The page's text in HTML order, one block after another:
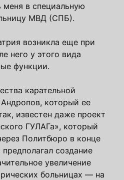
меня в специальную
МВД (СПБ).
возникла еще при
него у этого вида
функции.
карательной
который ее
известен даже проект
ГУЛАГа», который
Политбюро в конце
создание
увеличение
больницах — на